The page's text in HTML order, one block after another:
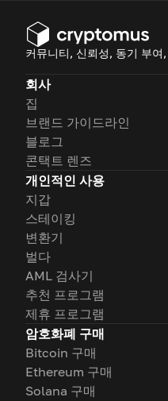
커뮤니티, 신뢰성, 동기 부여
회사
집
브랜드 가이드라인
블로그
콘택트 렌즈
개인적인 사용
지갑
스테이킹
변환기
벌다
AML 검사기
추천 프로그램
제휴 프로그램
암호화폐 구매
Bitcoin 구매
Ethereum 구매
Solana 구매